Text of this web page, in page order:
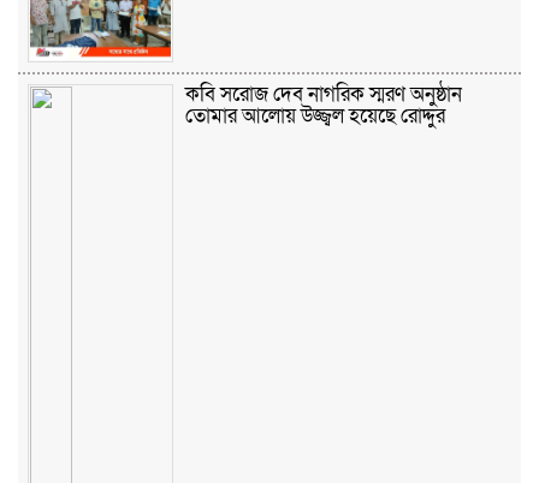
কবি সরোজ দেব নাগরিক স্মরণ অনুষ্ঠান
তোমার আলোয় উজ্জ্বল হয়েছে রোদ্দুর